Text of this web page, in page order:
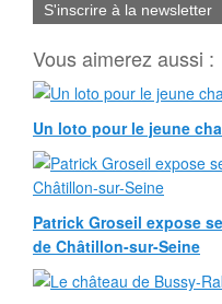
S'inscrire à la newsletter
Vous aimerez aussi :
Un loto pour le jeune
Patrick Groseil expose
de Châtillon-sur-Seine